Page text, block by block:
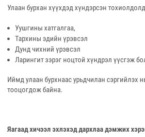
Улаан бурхан хүүхдэд хүндэрсэн
Уушгины хатгалгаа,
Тархины эдийн үрэвсэл
Дунд чихний үрэвсэл
Ларингит зэрэг ноцтой хүндрэл үүсгэж
Иймд улаан бурхнаас урьдчилан сэргийлэх
тооцогдож байна.
Яагаад хичээл эхлэхэд дархлаа дэмжих